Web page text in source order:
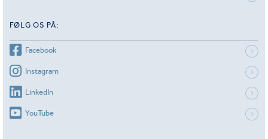
FØLG OS PÅ:
Facebook
Instagram
LinkedIn
YouTube